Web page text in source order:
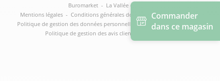
Commander
dans ce magasin
Buromarket - La Vallée des pros
Mentions légales - Conditions générales de vente et de réservation -
Politique de gestion des données personnelles
- Politique de cookies -
Politique de gestion des avis clients